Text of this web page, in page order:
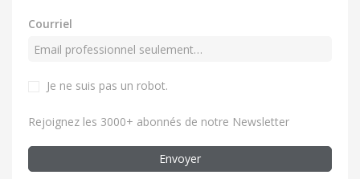
Courriel
Je ne suis pas un robot.
Rejoignez les 3000+ abonnés de notre Newsletter
Envoyer